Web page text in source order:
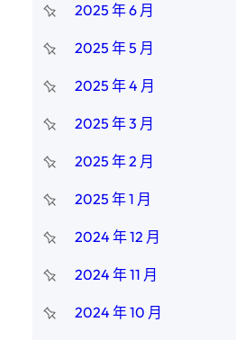
2025 年 6 月
2025 年 5 月
2025 年 4 月
2025 年 3 月
2025 年 2 月
2025 年 1 月
2024 年 12 月
2024 年 11 月
2024 年 10 月